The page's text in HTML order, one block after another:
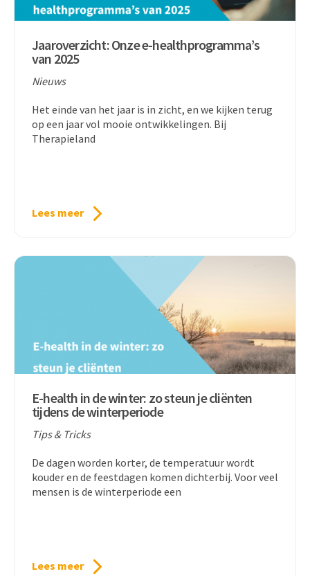
Jaaroverzicht: Onze e-healthprogramma’s
van 2025
Nieuws
Het einde van het jaar is in zicht, en we kijken terug
op een jaar vol mooie ontwikkelingen. Bij
Therapieland
Lees meer
E-health in de winter: zo steun je cliënten
tijdens de winterperiode
Tips & Tricks
De dagen worden korter, de temperatuur wordt
kouder en de feestdagen komen dichterbij. Voor veel
mensen is de winterperiode een
Lees meer